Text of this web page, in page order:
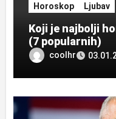
Horoskop Ljubav
Koji je najbolji
(7 popularnih)
coolhr